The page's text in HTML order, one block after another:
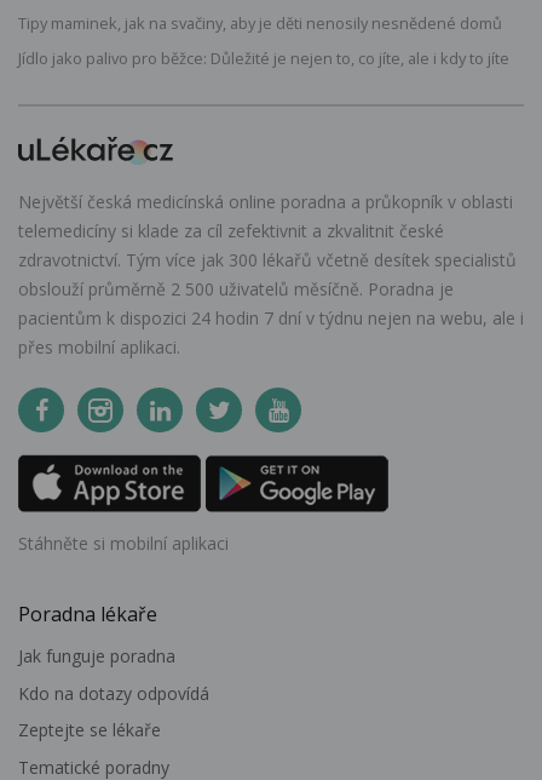
Tipy maminek, jak na svačiny, aby je děti nenosily nesnědené domů
Jídlo jako palivo pro běžce: Důležité je nejen to, co jíte, ale i kdy to jíte
Největší česká medicínská online poradna a průkopník v oblasti
telemedicíny si klade za cíl zefektivnit a zkvalitnit české
zdravotnictví. Tým více jak 300 lékařů včetně desítek specialistů
obslouží průměrně 2 500 uživatelů měsíčně. Poradna je
pacientům k dispozici 24 hodin 7 dní v týdnu nejen na webu, ale i
přes mobilní aplikaci.
Stáhněte si mobilní aplikaci
Poradna lékaře
Jak funguje poradna
Kdo na dotazy odpovídá
Zeptejte se lékaře
Tematické poradny